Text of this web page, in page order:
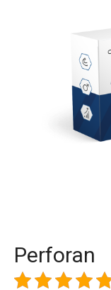
Perforan